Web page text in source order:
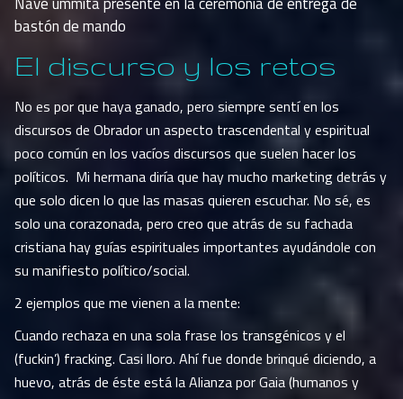
bastón de mando
El discurso y los retos
No es por que haya ganado, pero siempre sentí en los
discursos de Obrador un aspecto trascendental y espiritual
poco común en los vacíos discursos que suelen hacer los
políticos. Mi hermana diría que hay mucho marketing detrás y
que solo dicen lo que las masas quieren escuchar. No sé, es
solo una corazonada, pero creo que atrás de su fachada
cristiana hay guías espirituales importantes ayudándole con
su manifiesto político/social.
2 ejemplos que me vienen a la mente:
Cuando rechaza en una sola frase los transgénicos y el
(fuckin’) fracking. Casi lloro. Ahí fue donde brinqué diciendo, a
huevo, atrás de éste está la Alianza por Gaia (humanos y